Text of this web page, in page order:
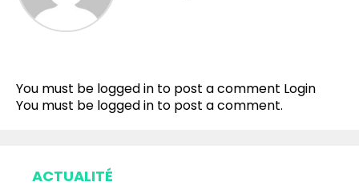
You must be logged in to post a comment Login
You must be logged in to post a comment.
ACTUALITÉ
Pinterest